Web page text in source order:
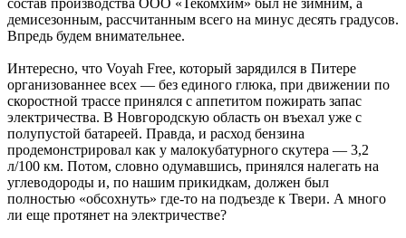
демисезонным, рассчитанным всего на минус десять градусов.
Впредь будем внимательнее.
Интересно, что Voyah Free, ­который зарядился в Питере
организованнее всех — без единого глюка, при движении по
скоростной трассе принялся с аппетитом пожирать запас
электричества. В Новгородскую область он въехал уже с
полупустой батареей. Правда, и расход бензина
продемонстрировал как у малокубатурного скутера — 3,2
л/100 км. Потом, словно одумавшись, ­принялся налегать на
углеводороды и, по нашим прикидкам, должен был
полностью «обсохнуть» где-то на ­подъезде к Твери. А много
ли еще протянет на электричестве?